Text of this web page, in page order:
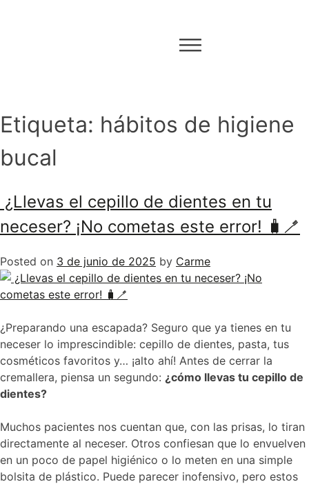
Etiqueta: hábitos de higiene
bucal
¿Llevas el cepillo de dientes en tu
neceser? ¡No cometas este error! 🧳🪥
Posted on 3 de junio de 2025 by Carme
¿Preparando una escapada? Seguro que ya tienes en tu
neceser lo imprescindible: cepillo de dientes, pasta, tus
cosméticos favoritos y… ¡alto ahí! Antes de cerrar la
cremallera, piensa un segundo: ¿cómo llevas tu cepillo de
dientes?
Muchos pacientes nos cuentan que, con las prisas, lo tiran
directamente al neceser. Otros confiesan que lo envuelven
en un poco de papel higiénico o lo meten en una simple
bolsita de plástico. Puede parecer inofensivo, pero estos